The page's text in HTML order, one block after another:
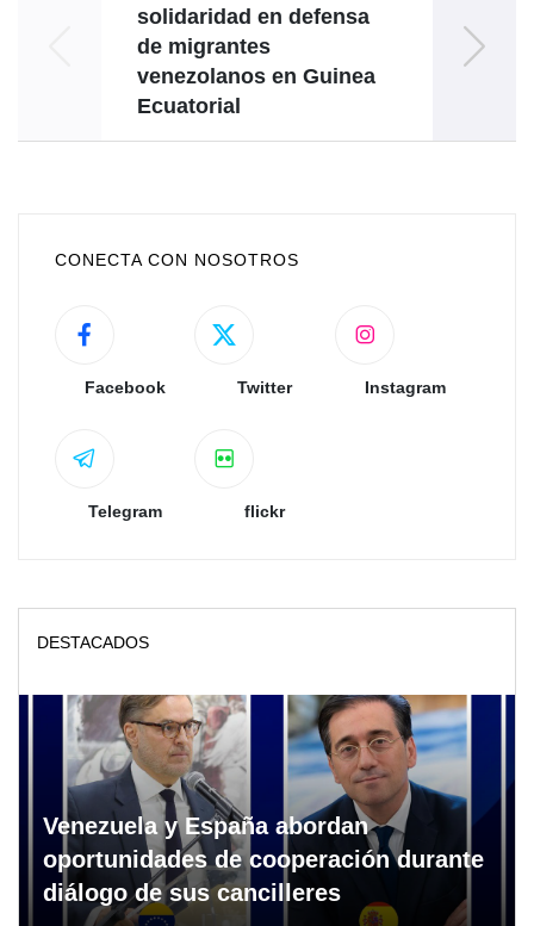
solidaridad en defensa
de migrantes
venezolanos en Guinea
Ecuatorial
CONECTA CON NOSOTROS
Facebook Twitter Instagram
Telegram flickr
DESTACADOS
Venezuela y España abordan
oportunidades de cooperación durante
diálogo de sus cancilleres